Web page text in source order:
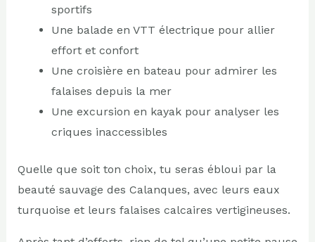
sportifs
Une balade en VTT électrique pour allier
effort et confort
Une croisière en bateau pour admirer les
falaises depuis la mer
Une excursion en kayak pour analyser les
criques inaccessibles
Quelle que soit ton choix, tu seras ébloui par la
beauté sauvage des Calanques, avec leurs eaux
turquoise et leurs falaises calcaires vertigineuses.